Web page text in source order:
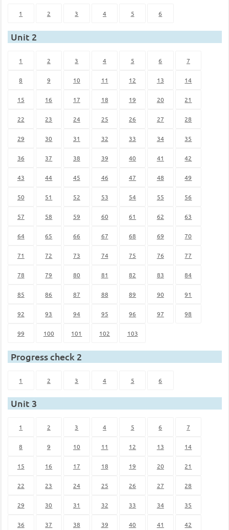
1 2 3 4 5 6
Unit 2
1 2 3 4 5 6 7
8 9 10 11 12 13 14
15 16 17 18 19 20 21
22 23 24 25 26 27 28
29 30 31 32 33 34 35
36 37 38 39 40 41 42
43 44 45 46 47 48 49
50 51 52 53 54 55 56
57 58 59 60 61 62 63
64 65 66 67 68 69 70
71 72 73 74 75 76 77
78 79 80 81 82 83 84
85 86 87 88 89 90 91
92 93 94 95 96 97 98
99 100 101 102 103
Progress check 2
1 2 3 4 5 6
Unit 3
1 2 3 4 5 6 7
8 9 10 11 12 13 14
15 16 17 18 19 20 21
22 23 24 25 26 27 28
29 30 31 32 33 34 35
36 37 38 39 40 41 42